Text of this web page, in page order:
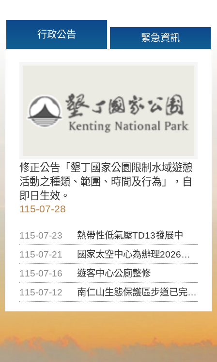
行政公告 緊急資訊
修正公告「墾丁國家公園限制水域遊憩
活動之種類、範圍、時間及行為」，自
即日生效。
115-07-28
115-07-23
熱帶性低氣壓TD13發展中
115-07-21
國家太空中心為辦理2026台灣盃火箭競賽，陸、海、空域警戒及協調相關事宜，因颱風備案事宜
115-07-16
遊客中心公廁整修
115-07-12
南仁山生態保護區步道已完成修復，自115年7月13日（星期一）起恢復開放入園，歡迎民眾依規定申請入園....